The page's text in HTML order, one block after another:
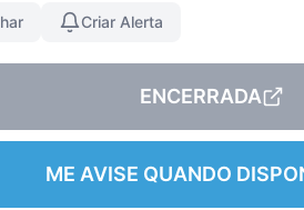
Criar Alerta
ENCERRADA
ME AVISE QUANDO